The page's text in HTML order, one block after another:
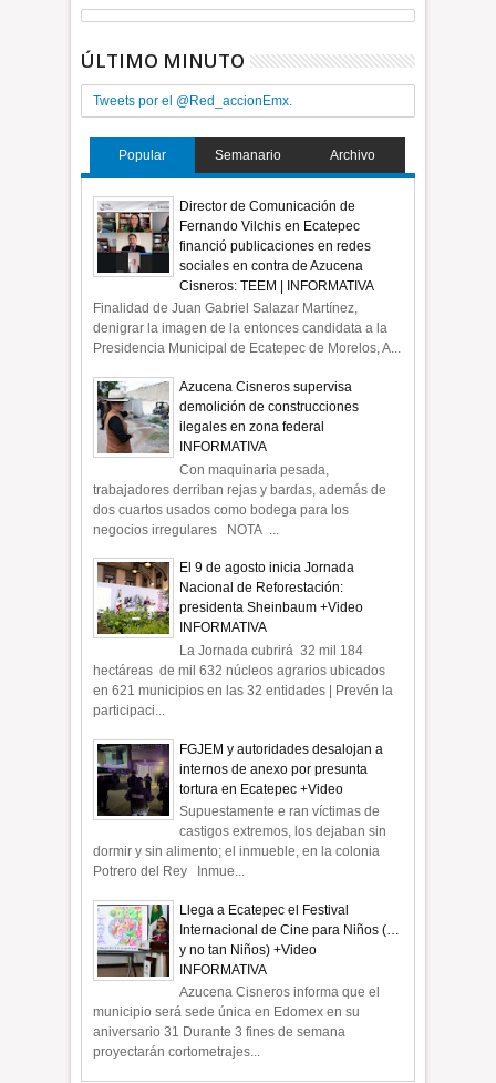
ÚLTIMO MINUTO
Tweets por el @Red_accionEmx.
Popular Semanario Archivo
Director de Comunicación de
Fernando Vilchis en Ecatepec
financió publicaciones en redes
sociales en contra de Azucena
Cisneros: TEEM | INFORMATIVA
Finalidad de Juan Gabriel Salazar Martínez,
denigrar la imagen de la entonces candidata a la
Presidencia Municipal de Ecatepec de Morelos, A...
Azucena Cisneros supervisa
demolición de construcciones
ilegales en zona federal
INFORMATIVA
Con maquinaria pesada,
trabajadores derriban rejas y bardas, además de
dos cuartos usados como bodega para los
negocios irregulares NOTA ...
El 9 de agosto inicia Jornada
Nacional de Reforestación:
presidenta Sheinbaum +Video
INFORMATIVA
La Jornada cubrirá 32 mil 184
hectáreas de mil 632 núcleos agrarios ubicados
en 621 municipios en las 32 entidades | Prevén la
participaci...
FGJEM y autoridades desalojan a
internos de anexo por presunta
tortura en Ecatepec +Video
Supuestamente e ran víctimas de
castigos extremos, los dejaban sin
dormir y sin alimento; el inmueble, en la colonia
Potrero del Rey Inmue...
Llega a Ecatepec el Festival
Internacional de Cine para Niños (…
y no tan Niños) +Video
INFORMATIVA
Azucena Cisneros informa que el
municipio será sede única en Edomex en su
aniversario 31 Durante 3 fines de semana
proyectarán cortometrajes...